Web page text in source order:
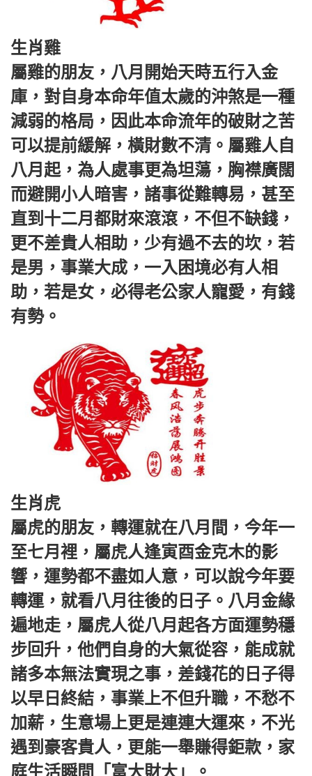
生肖雞
屬雞的朋友，八月開始天時五行入金
庫，對自身本命年值太歲的沖煞是一種
減弱的格局，因此本命流年的破財之苦
可以提前緩解，橫財數不清。屬雞人自
八月起，為人處事更為坦蕩，胸襟廣闊
而避開小人暗害，諸事從難轉易，甚至
直到十二月都財來滾滾，不但不缺錢，
更不差貴人相助，少有過不去的坎，若
是男，事業大成，一入困境必有人相
助，若是女，必得老公家人寵愛，有錢
有勢。
生肖虎
屬虎的朋友，轉運就在八月間，今年一
至七月裡，屬虎人逢寅酉金克木的影
響，運勢都不盡如人意，可以說今年要
轉運，就看八月往後的日子。八月金緣
遍地走，屬虎人從八月起各方面運勢穩
步回升，他們自身的大氣從容，能成就
諸多本無法實現之事，差錢花的日子得
以早日終結，事業上不但升職，不愁不
加薪，生意場上更是連連大運來，不光
遇到豪客貴人，更能一舉賺得鉅款，家
庭生活瞬間「富大財大」。